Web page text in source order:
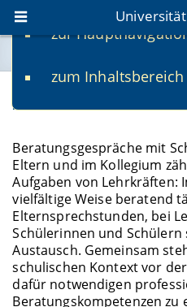
zur
zum
www.uni-
fis.uni-
ZeBERA Peer-
Beratungsgespräche mit
Eltern und im Kollegium
Aufgaben von Lehrkräften:
vielfältige Weise beratend
Elternsprechstunden, bei
Schülerinnen und Schülern
Austausch. Gemeinsam
schulischen Kontext vor
dafür notwendigen
Beratungskompetenzen zu